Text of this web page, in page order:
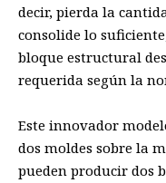
decir, pierda la
consolide lo
bloque estructural
requerida según la
Este innovador
dos moldes sobre la
pueden producir dos